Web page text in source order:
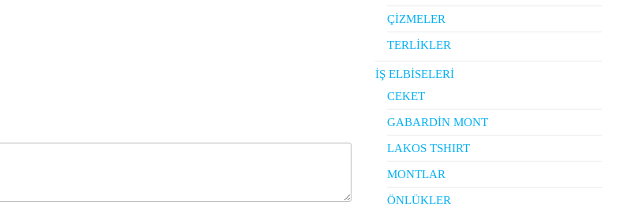
ÇİZMELER
TERLİKLER
İŞ ELBİSELERİ
CEKET
GABARDİN MONT
LAKOS TSHIRT
MONTLAR
ÖNLÜKLER